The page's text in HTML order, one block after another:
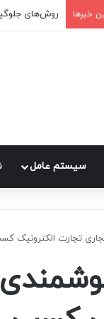
خبرها
سيستم عامل
تجارت الکترونیک